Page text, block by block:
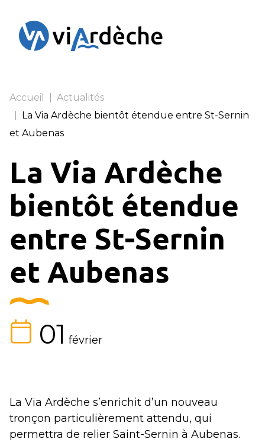
Accueil
Actualités
La Via Ardèche bientôt étendue entre St-Sernin
et Aubenas
La Via Ardèche
bientôt étendue
entre St-Sernin
et Aubenas
01 février
La Via Ardèche s’enrichit d’un nouveau
tronçon particulièrement attendu, qui
permettra de relier Saint-Sernin à Aubenas.